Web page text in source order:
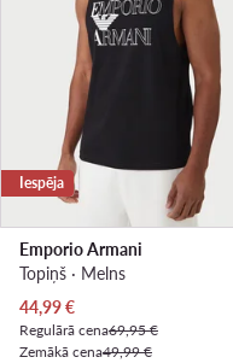
Iespēja
Emporio Armani
Topiņš · Melns
Pašreizējā cena
44,99€
Regulārā cena69,95 €
Zemākā cena49,99 €